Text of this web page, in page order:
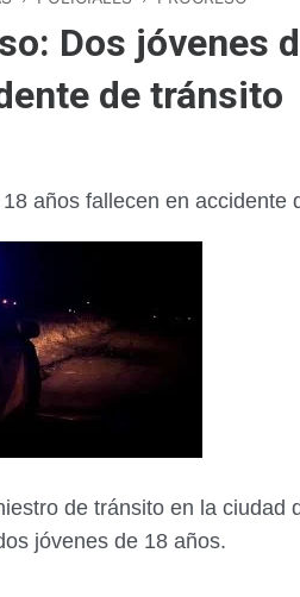
Dos jóvenes
de tránsito
años fallecen en accidente
de tránsito en la ciudad
jóvenes de 18 años.